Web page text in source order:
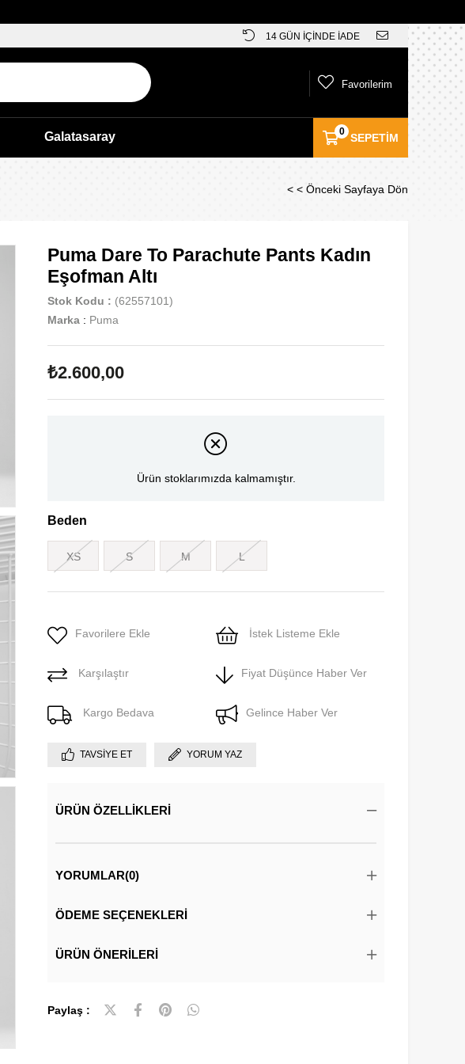
14 GÜN İÇİNDE İADE
SEPETIM
0
Favorilerim
Galatasaray
< < Önceki Sayfaya Dön
Puma Dare To Parachute Pants Kadın
Eşofman Altı
Stok Kodu
(62557101)
Marka : Puma
₺2.600,00
Ürün stoklarımızda kalmamıştır.
Beden
XS S M L
Favorilere Ekle İstek Listeme Ekle
Karşılaştır Fiyat Düşünce Haber Ver
Kargo Bedava Gelince Haber Ver
TAVSIYE ET YORUM YAZ
ÜRÜN ÖZELLIKLERI
YORUMLAR(0)
ÖDEME SEÇENEKLERI
ÜRÜN ÖNERILERI
Paylaş :